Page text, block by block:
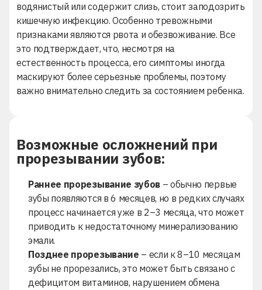
водянистый или содержит слизь, стоит заподозрить
кишечную инфекцию. Особенно тревожными
признаками являются рвота и обезвоживание. Все
это подтверждает, что, несмотря на
естественность процесса, его симптомы иногда
маскируют более серьезные проблемы, поэтому
важно внимательно следить за состоянием ребенка.
Возможные осложнений при
прорезывании зубов:
Раннее прорезывание зубов – обычно первые
зубы появляются в 6 месяцев, но в редких случаях
процесс начинается уже в 2–3 месяца, что может
приводить к недостаточному минерализованию
эмали.
Позднее прорезывание – если к 8–10 месяцам
зубы не прорезались, это может быть связано с
дефицитом витаминов, нарушением обмена